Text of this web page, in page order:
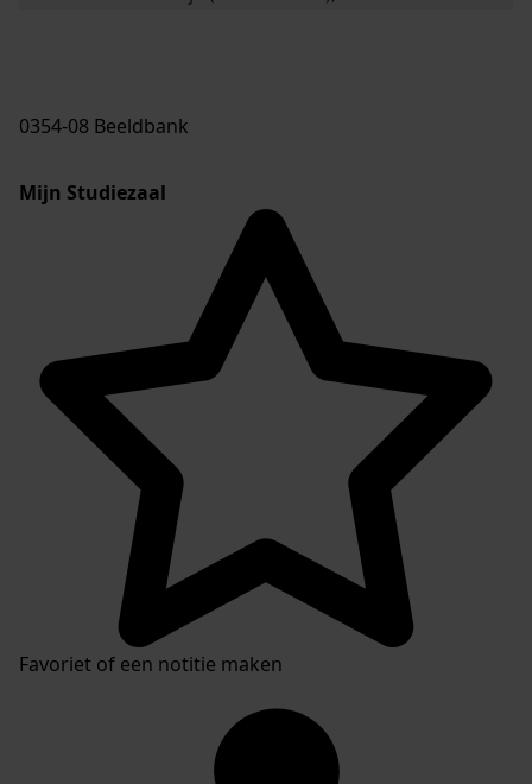
0354-08 Beeldbank
Mijn Studiezaal
Favoriet of een notitie maken